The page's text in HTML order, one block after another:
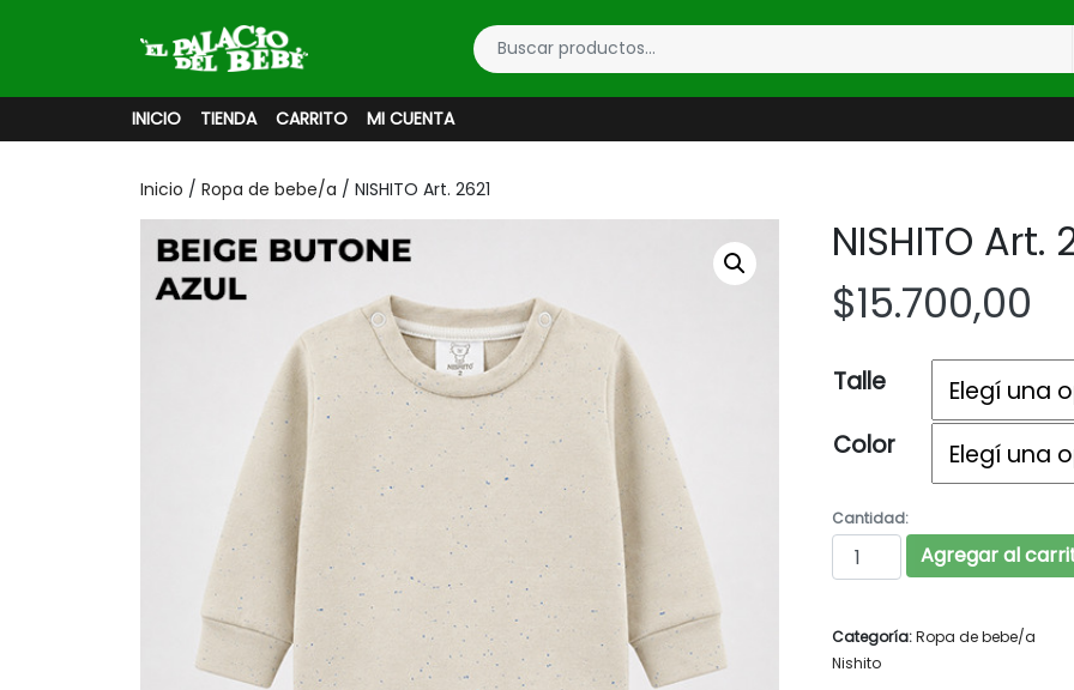
INICIO TIENDA CARRITO MI CUENTA
Inicio / Ropa de bebe/a / NISHITO Art. 2621
NISHITO Art.
$15.700,00
Talle
Color
Cantidad:
NISHITO Art. 2621
Agregar al
Categoría:Ropa de bebe/a
Nishito